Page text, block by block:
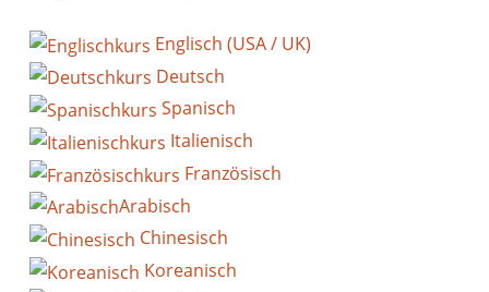
Englisch (USA / UK)
Deutsch
Spanisch
Italienisch
Französisch
Arabisch
Chinesisch
Koreanisch